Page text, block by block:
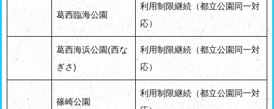
葛西臨海公園
利用制限継続（都立公園同一対
応）
葛西海浜公園(西な
ぎさ)
利用制限継続（都立公園同一対
応）
篠崎公園
利用制限継続（都立公園同一対